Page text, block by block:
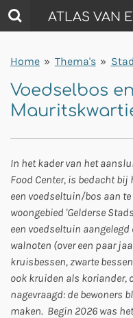
Ga
direct
de
ATLAS VAN
Home » Thema's »
Voedselbos
In het kader van het
Food Center, is bedacht
een voedseltuin/bos aan te
woongebied 'Gelderse
een voedseltuin
walnoten (over een paar
kruisbessen, zwarte
ook kruiden als koriander,
nagevraagd: de bewoners
maken. Begin 2026 was